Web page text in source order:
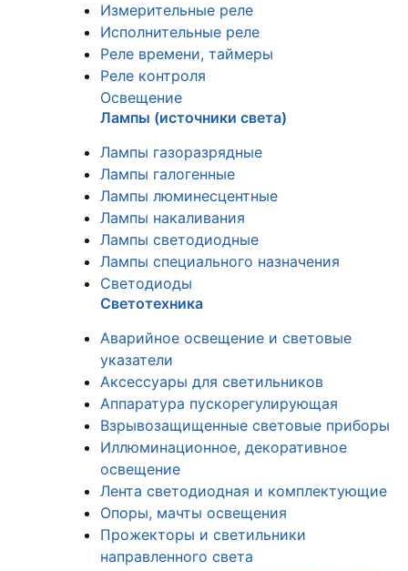
Измерительные реле
Исполнительные реле
Реле времени, таймеры
Реле контроля
Освещение
Лампы (источники света)
Лампы газоразрядные
Лампы галогенные
Лампы люминесцентные
Лампы накаливания
Лампы светодиодные
Лампы специального назначения
Светодиоды
Светотехника
Аварийное освещение и световые
указатели
Аксессуары для светильников
Аппаратура пускорегулирующая
Взрывозащищенные световые приборы
Иллюминационное, декоративное
освещение
Лента светодиодная и комплектующие
Опоры, мачты освещения
Прожекторы и светильники
направленного света